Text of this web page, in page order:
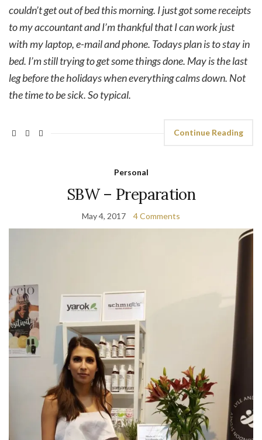
couldn’t get out of bed this morning. I just got some receipts
to my accountant and I’m thankful that I can work just
with my laptop, e-mail and phone. Todays plan is to stay in
bed. I’m still trying to get some things done. May is the last
leg before the holidays when everything calms down. Not
the time to be sick. So typical.
Continue Reading
Personal
SBW – Preparation
May 4, 2017 4 Comments